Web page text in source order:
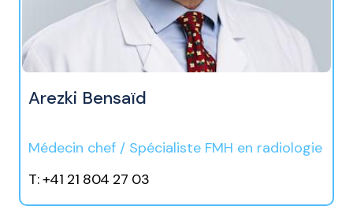
Arezki Bensaïd
Médecin chef / Spécialiste FMH en radiologie
T: +41 21 804 27 03